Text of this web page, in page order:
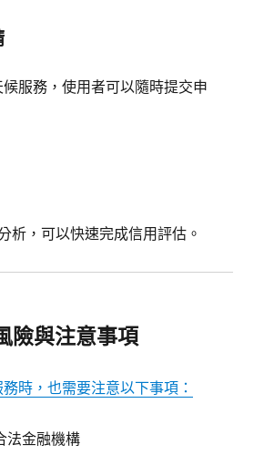
服務，使用者可以隨時提交申
析，可以快速完成信用評估。
險與注意事項
時，也需要注意以下事項：
法金融機構